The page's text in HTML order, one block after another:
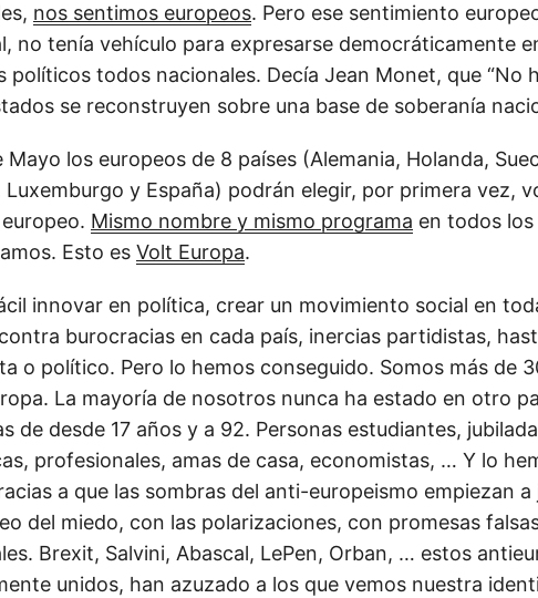
nos sentimos europeos. Pero ese sentimiento
no tenía vehículo para expresarse democráticamente
políticos todos nacionales. Decía Jean Monet, que “No
se reconstruyen sobre una base de soberanía
Mayo los europeos de 8 países (Alemania, Holanda,
Luxemburgo y España) podrán elegir, por primera vez,
Mismo nombre y mismo programa en todos
Esto es Volt Europa.
innovar en política, crear un movimiento social en
burocracias en cada país, inercias partidistas,
o político. Pero lo hemos conseguido. Somos más de
La mayoría de nosotros nunca ha estado en otro
de desde 17 años y a 92. Personas estudiantes,
profesionales, amas de casa, economistas, … Y lo
a que las sombras del anti-europeismo empiezan a
del miedo, con las polarizaciones, con promesas
Brexit, Salvini, Abascal, LePen, Orban, … estos
unidos, han azuzado a los que vemos nuestra